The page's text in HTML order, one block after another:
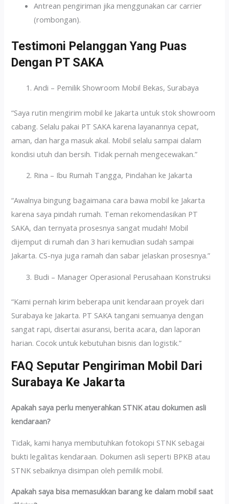
Antrean pengiriman jika menggunakan car carrier
(rombongan).
Testimoni Pelanggan Yang Puas
Dengan PT SAKA
Andi – Pemilik Showroom Mobil Bekas, Surabaya
“Saya rutin mengirim mobil ke Jakarta untuk stok showroom
cabang. Selalu pakai PT SAKA karena layanannya cepat,
aman, dan harga masuk akal. Mobil selalu sampai dalam
kondisi utuh dan bersih. Tidak pernah mengecewakan.”
Rina – Ibu Rumah Tangga, Pindahan ke Jakarta
“Awalnya bingung bagaimana cara bawa mobil ke Jakarta
karena saya pindah rumah. Teman rekomendasikan PT
SAKA, dan ternyata prosesnya sangat mudah! Mobil
dijemput di rumah dan 3 hari kemudian sudah sampai
Jakarta. CS-nya juga ramah dan sabar jelaskan prosesnya.”
Budi – Manager Operasional Perusahaan Konstruksi
“Kami pernah kirim beberapa unit kendaraan proyek dari
Surabaya ke Jakarta. PT SAKA tangani semuanya dengan
sangat rapi, disertai asuransi, berita acara, dan laporan
harian. Cocok untuk kebutuhan bisnis dan logistik.”
FAQ Seputar Pengiriman Mobil Dari
Surabaya Ke Jakarta
Apakah saya perlu menyerahkan STNK atau dokumen asli
kendaraan?
Tidak, kami hanya membutuhkan fotokopi STNK sebagai
bukti legalitas kendaraan. Dokumen asli seperti BPKB atau
STNK sebaiknya disimpan oleh pemilik mobil.
Apakah saya bisa memasukkan barang ke dalam mobil saat